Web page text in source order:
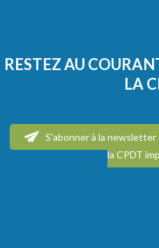
RESTEZ AU
LA
S'abonner à la newsletter
la CPDT